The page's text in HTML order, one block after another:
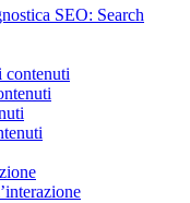
SEO: Search
contenuti